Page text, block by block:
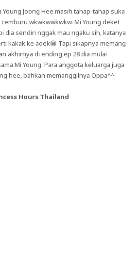
Joong Hee masih tahap-tahap suka
cemburu wkwkwwkwkw. Mi Young deket
dia sendiri nggak mau ngaku sih, katanya
kakak ke adek😁 Tapi sikapnya memang
akhirnya di ending ep 28 dia mulai
Mi Young. Para anggota keluarga juga
hee, bahkan memanggilnya Oppa^^
Hours Thailand